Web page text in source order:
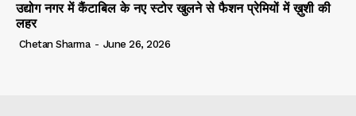
उद्योग नगर में कैंटाबिल के नए स्टोर खुलने से फैशन प्रेमियों में ख़ुशी की
लहर
Chetan Sharma - June 26, 2026